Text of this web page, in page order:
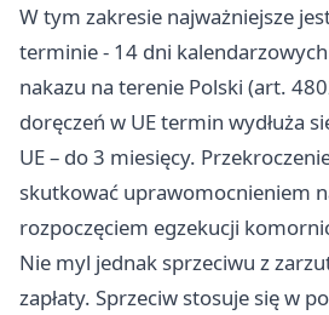
W tym zakresie najważniejsze
terminie - 14 dni
nakazu na terenie Polski (art.
doręczeń w UE termin wydłuża
UE – do 3 miesięcy.
skutkować uprawomocnieniem
rozpoczęciem egzekucji
Nie myl jednak sprzeciwu z
zapłaty. Sprzeciw stosuje się w